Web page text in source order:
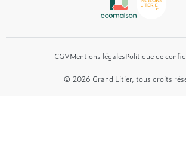
CGVMentions légalesPolitique de
© 2026 Grand Litier, tous droits